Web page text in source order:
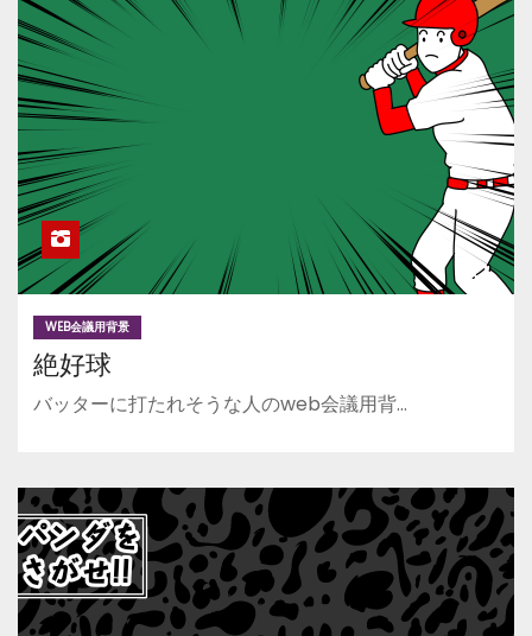
WEB会議用背景
絶好球
バッターに打たれそうな人のweb会議用背…